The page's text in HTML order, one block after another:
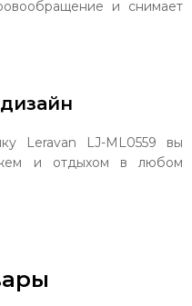
и снимает
Leravan LJ-ML0559 вы
и отдыхом в любом